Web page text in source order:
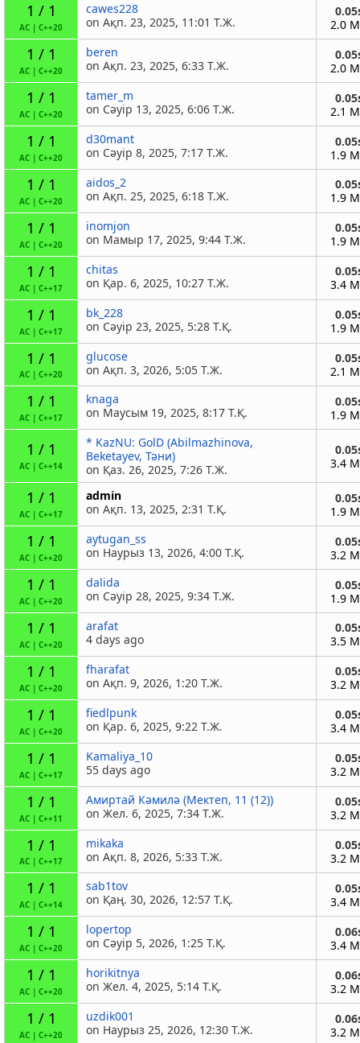
1 / 1
AC C++20
cawes228
on Ақп. 23, 2025, 11:01 Т.Ж.
2.0
1 / 1
AC C++20
beren
on Ақп. 23, 2025, 6:33 Т.Ж.
2.0
1 / 1
AC C++20
tamer_m
on Сәуір 13, 2025, 6:06 Т.Ж.
2.1
1 / 1
AC | C++20
d30mant
on Сәуір 8, 2025, 7:17 Т.Ж.
1.9
1 / 1
AC | C++20
aidos_2
on Ақп. 25, 2025, 6:18 Т.Ж.
1.9
1 / 1
AC | C++20
inomjon
on Мамыр 17, 2025, 9:44 Т.Ж.
1.9
1 / 1
AC | C++17
chitas
on Қар. 6, 2025, 10:27 Т.Ж.
3.4
1 / 1
AC | C++17
bk_228
on Сәуір 23, 2025, 5:28 Т.Қ.
1.9
1 / 1
AC C++20
glucose
on Ақп. 3, 2026, 5:05 Т.Ж.
2.1
1 / 1
AC C++17
knaga
on Маусым 19, 2025, 8:17 Т.Қ.
1.9
1 / 1
AC C++14
* KazNU: GolD (Abilmazhinova,
Beketayev, Тәни)
on Қаз. 26, 2025, 7:26 Т.Ж.
3.4
1 / 1
AC C++17
admin
on Ақп. 13, 2025, 2:31 Т.Қ.
1.9
1 / 1
AC C++20
aytugan_ss
on Наурыз 13, 2026, 4:00 Т.Қ.
3.2
1 / 1
AC | C++20
dalida
on Сәуір 28, 2025, 9:34 Т.Ж.
1.9
1 / 1
AC | C++20
arafat
4 days ago
3.5
1 / 1
AC | C++20
fharafat
on Ақп. 9, 2026, 1:20 Т.Ж.
3.2
1 / 1
AC | C++20
fiedlpunk
on Қар. 6, 2025, 9:22 Т.Ж.
3.4
1 / 1
AC | C++17
Kamaliya_10
55 days ago
3.2
1 / 1
AC | C++11
Амиртай Кәмилә (Мектеп, 11 (12))
on Жел. 6, 2025, 7:34 Т.Ж.
3.2
1 / 1
AC C++17
mikaka
on Ақп. 8, 2026, 5:33 Т.Ж.
3.2
1 / 1
AC C++14
sab1tov
on Қаң. 30, 2026, 12:57 Т.Қ.
3.4
1 / 1
AC C++20
lopertop
on Сәуір 5, 2026, 1:25 Т.Қ.
3.4
1 / 1
AC C++20
horikitnya
on Жел. 4, 2025, 5:14 Т.Қ.
3.2
1 / 1
AC | C++20
uzdik001
on Наурыз 25, 2026, 12:30 Т.Ж.
3.2